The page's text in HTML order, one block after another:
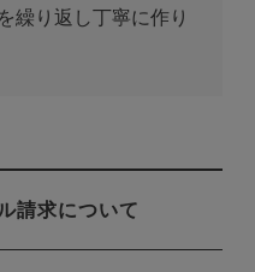
繰り返し丁寧に作り
請求について